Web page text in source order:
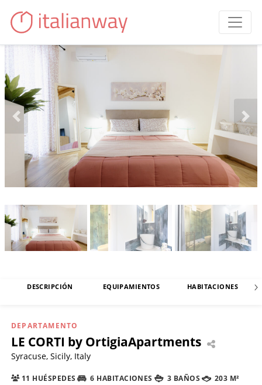
DESCRIPCIÓN EQUIPAMIENTOS HABITACIONES
DEPARTAMENTO
LE CORTI by OrtigiaApartments
Syracuse, Sicily, Italy
11 HUÉSPEDES 6 HABITACIONES 3 BAÑOS 203 M²